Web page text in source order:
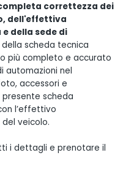
correttezza dei
dell'effettiva
della sede di
scheda tecnica
più completo e accurato
automazioni nel
accessori e
scheda
l’effettivo
veicolo.
i dettagli e prenotare il